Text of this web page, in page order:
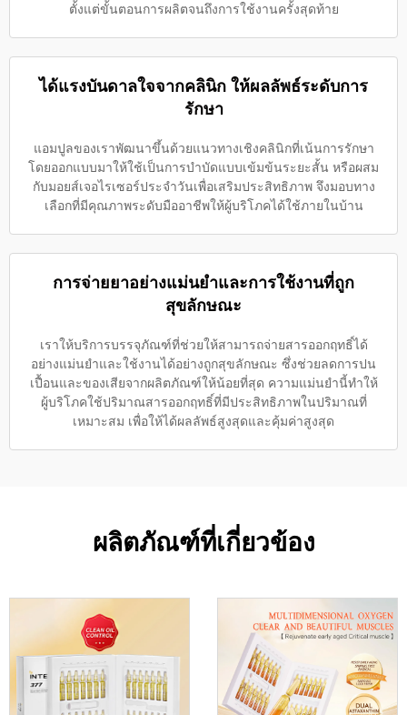
ตั้งแต่ขั้นตอนการผลิตจนถึงการใช้งานครั้งสุดท้าย
ได้แรงบันดาลใจจากคลินิก ให้ผลลัพธ์ระดับการ
รักษา
แอมปูลของเราพัฒนาขึ้นด้วยแนวทางเชิงคลินิกที่เน้นการรักษา
โดยออกแบบมาให้ใช้เป็นการบำบัดแบบเข้มข้นระยะสั้น หรือผสม
กับมอยส์เจอไรเซอร์ประจำวันเพื่อเสริมประสิทธิภาพ จึงมอบทาง
เลือกที่มีคุณภาพระดับมืออาชีพให้ผู้บริโภคได้ใช้ภายในบ้าน
การจ่ายยาอย่างแม่นยำและการใช้งานที่ถูก
สุขลักษณะ
เราให้บริการบรรจุภัณฑ์ที่ช่วยให้สามารถจ่ายสารออกฤทธิ์ได้
อย่างแม่นยำและใช้งานได้อย่างถูกสุขลักษณะ ซึ่งช่วยลดการปน
เปื้อนและของเสียจากผลิตภัณฑ์ให้น้อยที่สุด ความแม่นยำนี้ทำให้
ผู้บริโภคใช้ปริมาณสารออกฤทธิ์ที่มีประสิทธิภาพในปริมาณที่
เหมาะสม เพื่อให้ได้ผลลัพธ์สูงสุดและคุ้มค่าสูงสุด
ผลิตภัณฑ์ที่เกี่ยวข้อง